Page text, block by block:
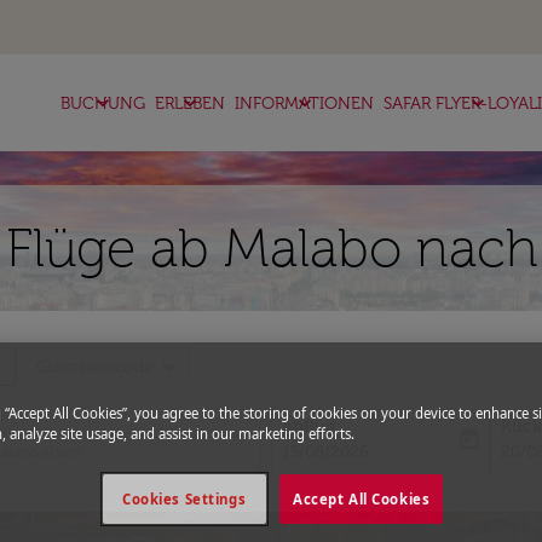
BUCHUNG
keyboard_arrow_down ERLEBEN
keyboard_arrow_down INFORMATIONEN
keyboard_arrow_down SAFAR FLYER-
keyboard_arrow_down
ab Malabo
Abflug
fc-
“Accept All Cookies”, you agree to the storing of cookies on your device to enhance
analyze site usage, and assist in our marketing efforts.
Accept All Cookies
Cookies Settings